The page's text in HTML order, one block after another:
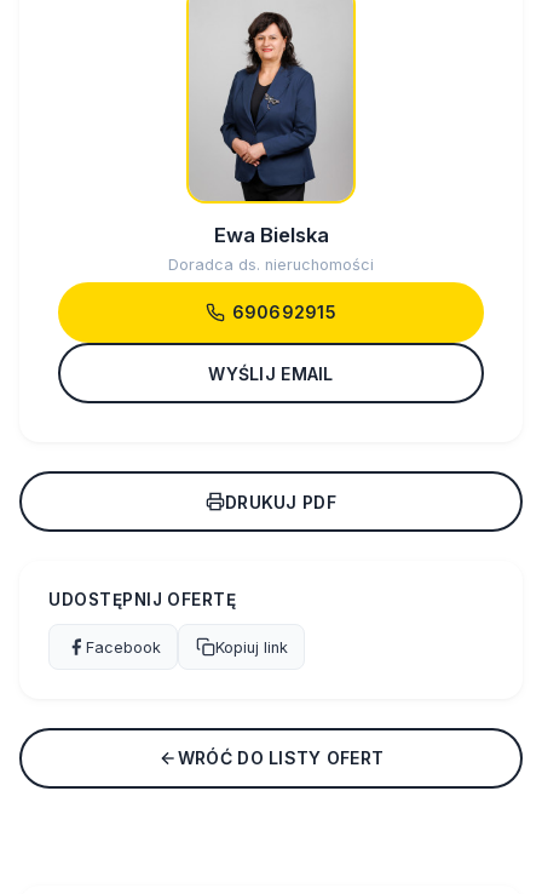
Ewa Bielska
Doradca ds. nieruchomości
690692915
WYŚLIJ EMAIL
DRUKUJ PDF
UDOSTĘPNIJ OFERTĘ
Facebook Kopiuj link
WRÓĆ DO LISTY OFERT